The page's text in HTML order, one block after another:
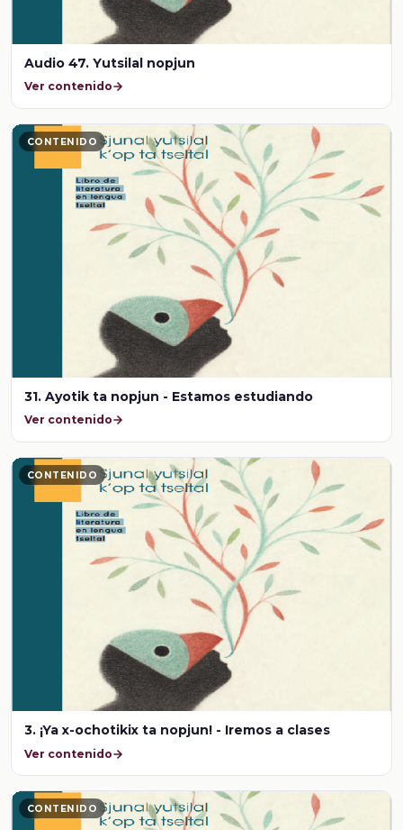
Audio 47. Yutsilal nopjun
Ver contenido
CONTENIDO
31. Ayotik ta nopjun - Estamos estudiando
Ver contenido
CONTENIDO
3. ¡Ya x-ochotikix ta nopjun! - Iremos a clases
Ver contenido
CONTENIDO